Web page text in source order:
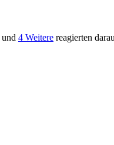
und 4 Weitere reagierten